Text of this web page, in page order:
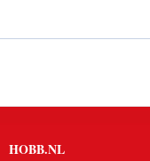
HOBB.NL